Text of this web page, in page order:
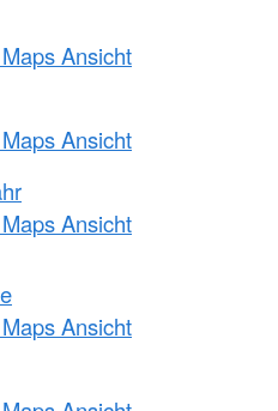
Ansicht
Ansicht
Ansicht
Ansicht